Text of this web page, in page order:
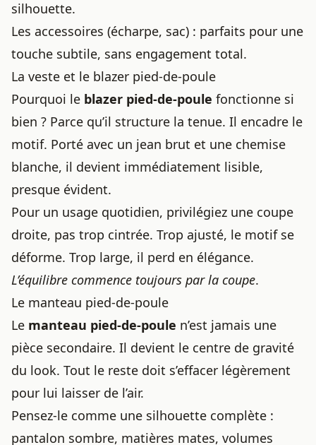
silhouette.
Les accessoires (écharpe, sac) : parfaits pour une
touche subtile, sans engagement total.
La veste et le blazer pied-de-poule
Pourquoi le blazer pied-de-poule fonctionne si
bien ? Parce qu’il structure la tenue. Il encadre le
motif. Porté avec un jean brut et une chemise
blanche, il devient immédiatement lisible,
presque évident.
Pour un usage quotidien, privilégiez une coupe
droite, pas trop cintrée. Trop ajusté, le motif se
déforme. Trop large, il perd en élégance.
L’équilibre commence toujours par la coupe.
Le manteau pied-de-poule
Le manteau pied-de-poule n’est jamais une
pièce secondaire. Il devient le centre de gravité
du look. Tout le reste doit s’effacer légèrement
pour lui laisser de l’air.
Pensez-le comme une silhouette complète :
pantalon sombre, matières mates, volumes